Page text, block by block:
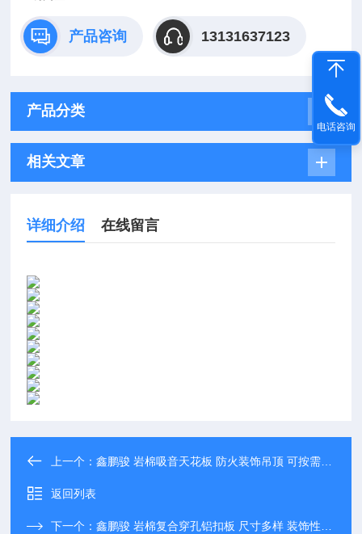
产品咨询 13131637123
产品分类
相关文章
详细介绍 在线留言
上一个：鑫鹏骏 岩棉吸音天花板 防火装饰吊顶 可按需定制
返回列表
下一个：鑫鹏骏 岩棉复合穿孔铝扣板 尺寸多样 装饰性强美观大方 大量生产
电话咨询